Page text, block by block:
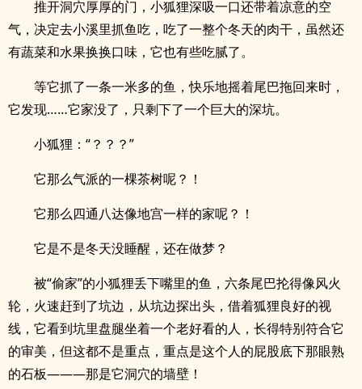
推开洞穴厚厚的门，小狐狸深吸一口还带着凉意的空
气，决定去小溪里抓鱼吃，吃了一整个冬天的肉干，虽然还
有蔬菜和水果换换口味，它也有些吃腻了。
等它抓了一条一米多的鱼，快乐地摇着尾巴拖回来时，
它发现……它家没了，只剩下了一个巨大的深坑。
小狐狸：“？？？”
它那么气派的一棵茶树呢？！
它那么四通八达像地宫一样的家呢？！
它是不是冬天没睡醒，还在做梦？
被“偷家”的小狐狸丢下嘴里的鱼，六条尾巴抡得像风火
轮，火速赶到了坑边，从坑边探出头，借着狐狸良好的视
线，它看到坑里盘腿坐着一个老好看的人，长得特别符合它
的审美，但这都不是重点，重点是这个人的屁股底下那眼熟
的石板———那是它洞穴的墙壁！